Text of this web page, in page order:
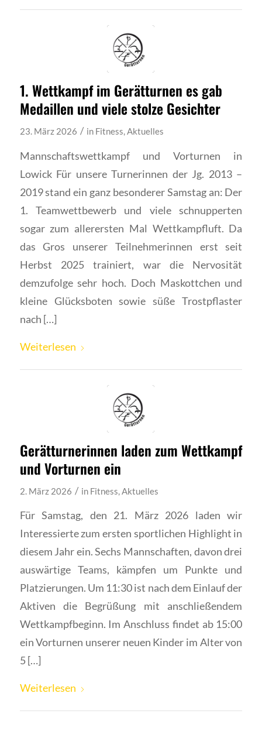
1. Wettkampf im Gerätturnen es gab
Medaillen und viele stolze Gesichter
23. März 2026 / in Fitness,Aktuelles
Mannschaftswettkampf und Vorturnen in
Lowick Für unsere Turnerinnen der Jg. 2013 –
2019 stand ein ganz besonderer Samstag an: Der
1. Teamwettbewerb und viele schnupperten
sogar zum allerersten Mal Wettkampfluft. Da
das Gros unserer Teilnehmerinnen erst seit
Herbst 2025 trainiert, war die Nervosität
demzufolge sehr hoch. Doch Maskottchen und
kleine Glücksboten sowie süße Trostpflaster
nach […]
Weiterlesen
Gerätturnerinnen laden zum Wettkampf
und Vorturnen ein
2. März 2026 / in Fitness,Aktuelles
Für Samstag, den 21. März 2026 laden wir
Interessierte zum ersten sportlichen Highlight in
diesem Jahr ein. Sechs Mannschaften, davon drei
auswärtige Teams, kämpfen um Punkte und
Platzierungen. Um 11:30 ist nach dem Einlauf der
Aktiven die Begrüßung mit anschließendem
Wettkampfbeginn. Im Anschluss findet ab 15:00
ein Vorturnen unserer neuen Kinder im Alter von
5 […]
Weiterlesen